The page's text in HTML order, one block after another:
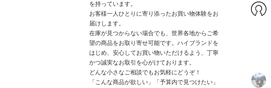
を持っています。
お客様一人ひとりに寄り添ったお買い物体験をお
届けします。
在庫が見つからない場合でも、世界各地からご希
望の商品をお取り寄せ可能です。ハイブランドを
はじめ、安心してお買い物いただけるよう、丁寧
かつ誠実なお取引を心がけております。
どんな小さなご相談でもお気軽にどうぞ！
「こんな商品が欲しい」「予算内で見つけたい」